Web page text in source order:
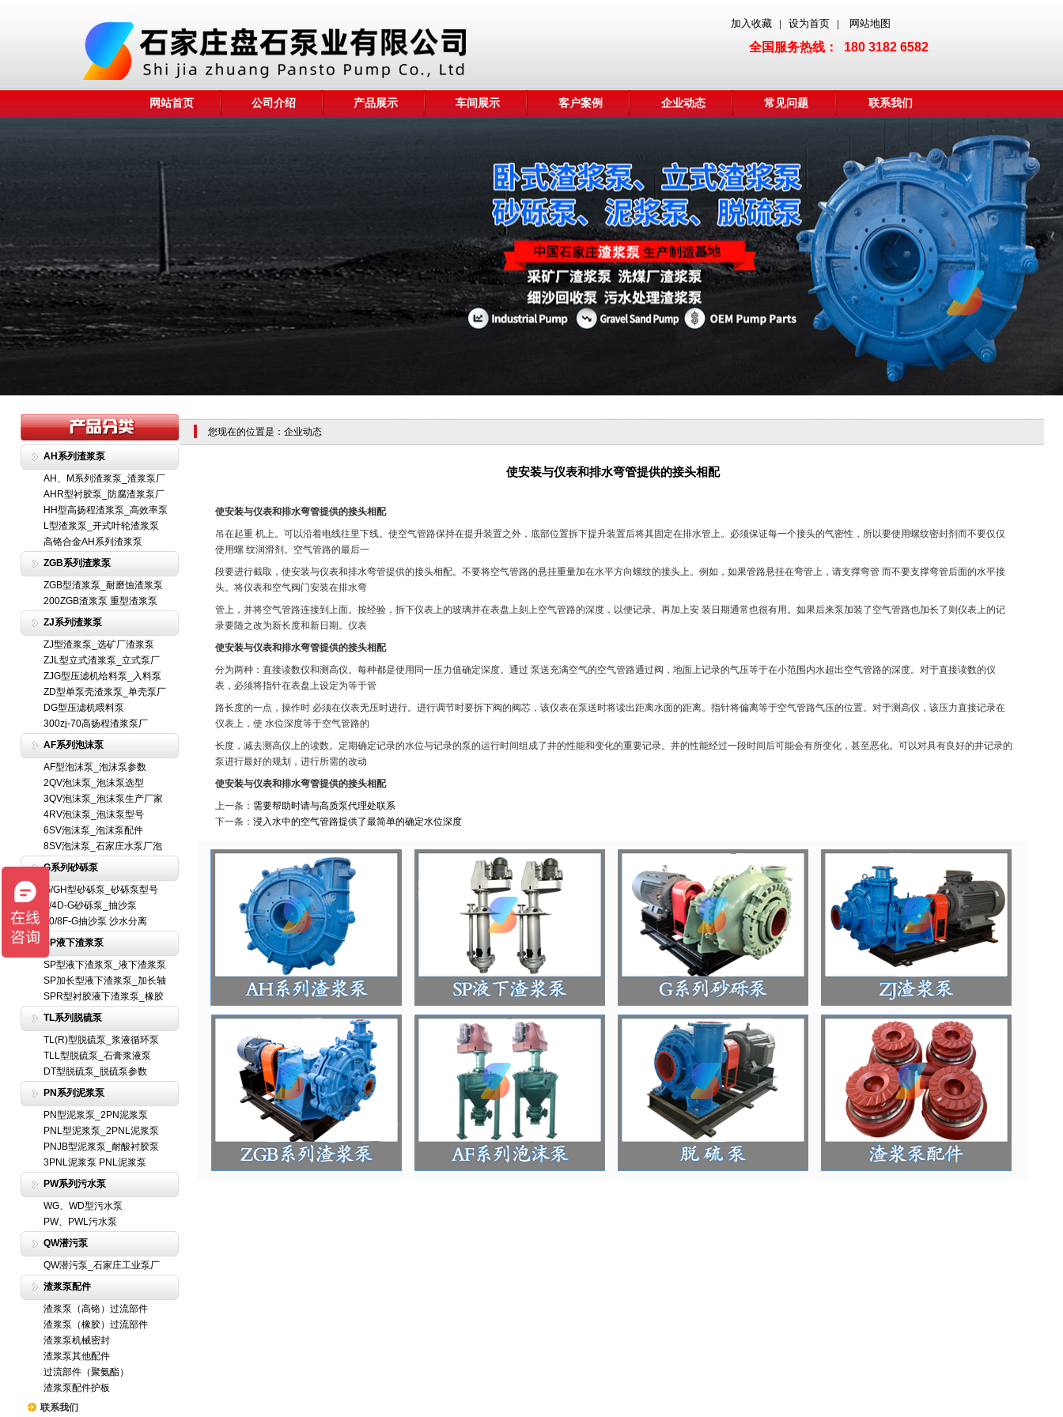
加入收藏 设为首页 网站地图
全国服务热线： 180 3182 6582
网站首页 公司介绍 产品展示 车间展示 客户案例 企业动态 常见问题 联系我们
AH系列渣浆泵
AH、M系列渣浆泵_渣浆泵厂
AHR型衬胶泵_防腐渣浆泵厂
HH型高扬程渣浆泵_高效率泵
L型渣浆泵_开式叶轮渣浆泵
高铬合金AH系列渣浆泵
ZGB系列渣浆泵
ZGB型渣浆泵_耐磨蚀渣浆泵
200ZGB渣浆泵 重型渣浆泵
ZJ系列渣浆泵
ZJ型渣浆泵_选矿厂渣浆泵
ZJL型立式渣浆泵_立式泵厂
ZJG型压滤机给料泵_入料泵
ZD型单泵壳渣浆泵_单壳泵厂
DG型压滤机喂料泵
300zj-70高扬程渣浆泵厂
AF系列泡沫泵
AF型泡沫泵_泡沫泵参数
2QV泡沫泵_泡沫泵选型
3QV泡沫泵_泡沫泵生产厂家
4RV泡沫泵_泡沫泵型号
6SV泡沫泵_泡沫泵配件
8SV泡沫泵_石家庄水泵厂泡
G系列砂砾泵
G/GH型砂砾泵_砂砾泵型号
6/4D-G砂砾泵_抽沙泵
10/8F-G抽沙泵 沙水分离
SP液下渣浆泵
SP型液下渣浆泵_液下渣浆泵
SP加长型液下渣浆泵_加长轴
SPR型衬胶液下渣浆泵_橡胶
TL系列脱硫泵
TL(R)型脱硫泵_浆液循环泵
TLL型脱硫泵_石膏浆液泵
DT型脱硫泵_脱硫泵参数
PN系列泥浆泵
PN型泥浆泵_2PN泥浆泵
PNL型泥浆泵_2PNL泥浆泵
PNJB型泥浆泵_耐酸衬胶泵
3PNL泥浆泵 PNL泥浆泵
PW系列污水泵
WG、WD型污水泵
PW、PWL污水泵
QW潜污泵
QW潜污泵_石家庄工业泵厂
渣浆泵配件
渣浆泵（高铬）过流部件
渣浆泵（橡胶）过流部件
渣浆泵机械密封
渣浆泵其他配件
过流部件（聚氨酯）
渣浆泵配件护板
联系我们
您现在的位置是：企业动态
使安装与仪表和排水弯管提供的接头相配
使安装与仪表和排水弯管提供的接头相配
吊在起重 机上。可以沿着电线往里下线。使空气管路保持在提升装置之外，底部位置拆下提升装置后将其固定在排水管上。必须保证每一个接头的气密性，所以要使用螺纹密封剂而不要仅仅
使用螺 纹润滑剂。空气管路的最后一
段要进行截取，使安装与仪表和排水弯管提供的接头相配。不要将空气管路的悬挂重量加在水平方向螺纹的接头上。例如，如果管路悬挂在弯管上，请支撑弯管 而不要支撑弯管后面的水平接
头。将仪表和空气阀门安装在排水弯
管上，并将空气管路连接到上面。按经验，拆下仪表上的玻璃并在表盘上刻上空气管路的深度，以便记录。再加上安 装日期通常也很有用。如果后来泵加装了空气管路也加长了则仪表上的记
录要随之改为新长度和新日期。仪表
使安装与仪表和排水弯管提供的接头相配
分为两种：直接读数仪和测高仪。每种都是使用同一压力值确定深度。通过 泵送充满空气的空气管路通过阀，地面上记录的气压等于在小范围内水超出空气管路的深度。对于直接读数的仪
表，必须将指针在表盘上设定为等于管
路长度的一点，操作时 必须在仪表无压时进行。进行调节时要拆下阀的阀芯，该仪表在泵送时将读出距离水面的距离。指针将偏离等于空气管路气压的位置。对于测高仪，该压力直接记录在
仪表上，使 水位深度等于空气管路的
长度，减去测高仪上的读数。定期确定记录的水位与记录的泵的运行时间组成了井的性能和变化的重要记录。井的性能经过一段时间后可能会有所变化，甚至恶化。可以对具有良好的井记录的
泵进行最好的规划，进行所需的改动
使安装与仪表和排水弯管提供的接头相配
上一条： 需要帮助时请与高质泵代理处联系
下一条： 浸入水中的空气管路提供了最简单的确定水位深度